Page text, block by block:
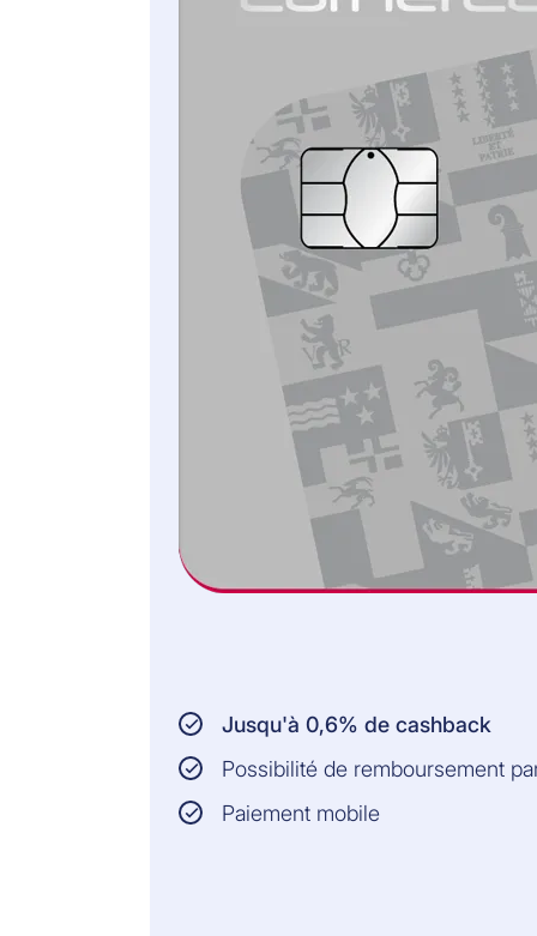
Sélectionnez la fonction Samsung Pay.
Appuyez sur «Ajouter une carte».
Suivez les étapes suivantes pour configurer
Vous pouvez utiliser Samsung Pay avec tous les
smartphones Samsung Galaxy ou les Galaxy Watch
actuels. Veuillez noter que vous devez configurer
Samsung Pay séparément pour votre smartphone et
votre smartwatch, car les tokens ne sont jamais
Jusqu'à 0,6% de cashback
Possibilité de remboursement
Paiement mobile